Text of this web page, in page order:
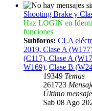
Shooting Brake y
Haz LOGIN en
funciones
Subforos: CLA
2019, Clase A
(C117), Clase A
W169), Clase B
19349 Temas
261723
Último mensaje
Sab 08 Ago